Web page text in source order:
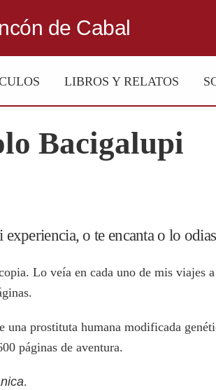
de Cabal
LIBROS Y RELATOS
Bacigalupi
o te encanta o lo
Lo veía en cada uno de mis
prostituta humana modificada
páginas de aventura.
.